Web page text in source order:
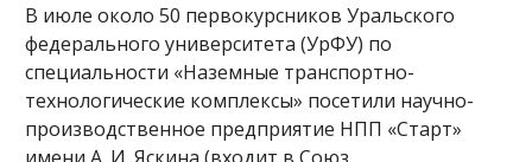
В июле около 50 первокурсников Уральского
федерального университета (УрФУ) по
специальности «Наземные транспортно-
технологические комплексы» посетили научно-
производственное предприятие НПП «Старт»